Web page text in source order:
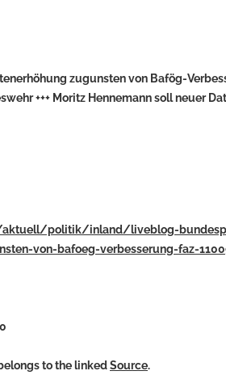
zugunsten von Bafög-
+++ Moritz Hennemann soll neuer
aktuell/politik/inland/liveblog-
von-bafoeg-verbesserung-faz-
to the linkedSource.